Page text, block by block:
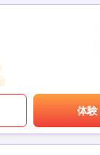
体験